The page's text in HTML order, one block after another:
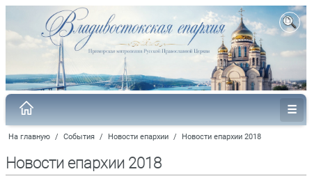
На главную / События / Новости епархии / Новости епархии 2018
Новости епархии 2018